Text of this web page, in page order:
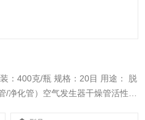
：400克/瓶 规格：20目 用途： 脱
净化管）空气发生器干燥管活性炭